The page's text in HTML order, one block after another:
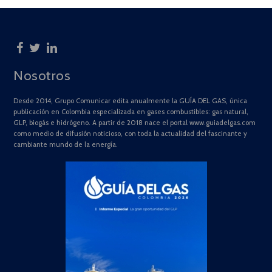
Nosotros
Desde 2014, Grupo Comunicar edita anualmente la GUÍA DEL GAS, única
publicación en Colombia especializada en gases combustibles: gas natural,
GLP, biogás e hidrógeno. A partir de 2018 nace el portal www.guiadelgas.com
como medio de difusión noticioso, con toda la actualidad del fascinante y
cambiante mundo de la energía.